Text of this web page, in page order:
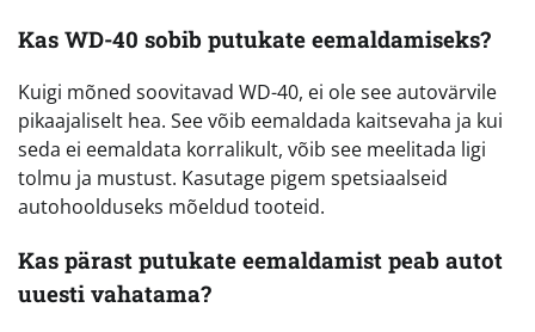
Kas WD-40 sobib putukate eemaldamiseks?
Kuigi mõned soovitavad WD-40, ei ole see autovärvile
pikaajaliselt hea. See võib eemaldada kaitsevaha ja kui
seda ei eemaldata korralikult, võib see meelitada ligi
tolmu ja mustust. Kasutage pigem spetsiaalseid
autohoolduseks mõeldud tooteid.
Kas pärast putukate eemaldamist peab autot
uuesti vahatama?